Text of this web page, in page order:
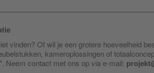
vinden? Of wil je een grotere hoeveelheid
kameroplossingen of
Neem contact met ons op via e-mail: